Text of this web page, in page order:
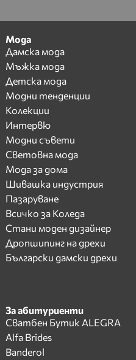
Мода
Дамска мода
Мъжка мода
Детска мода
Модни тенденции
Колекции
Интервю
Модни съвети
Световна мода
Мода за дома
Шивашка индустрия
Пазаруване
Всичко за Коледа
Стани моден дизайнер
Дропшипинг на дрехи
Български дамски дрехи
За абитуриенти
Сватбен Бутик ALEGRA
Alfa Brides
Banderol